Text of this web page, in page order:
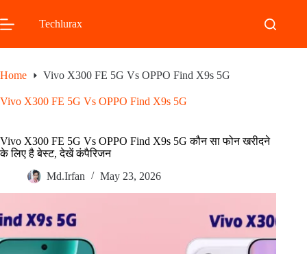
to
content
Techlurax
Home Vivo X300 FE 5G Vs OPPO Find X9s 5G
Vivo X300 FE 5G Vs OPPO Find X9s 5G
Vivo X300 FE 5G Vs OPPO Find X9s 5G कौन सा फोन खरीदने
के लिए है बेस्ट, देखें कंपैरिजन
Md.Irfan
May 23, 2026